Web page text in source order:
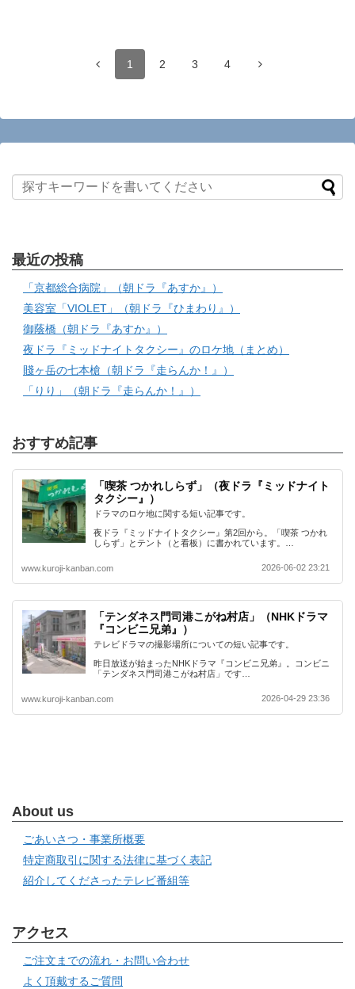
1 2 3 4
最近の投稿
「京都総合病院」（朝ドラ『あすか』）
美容室「VIOLET」（朝ドラ『ひまわり』）
御蔭橋（朝ドラ『あすか』）
夜ドラ『ミッドナイトタクシー』のロケ地（まとめ）
賤ヶ岳の七本槍（朝ドラ『走らんか！』）
「りり」（朝ドラ『走らんか！』）
おすすめ記事
「喫茶 つかれしらず」（夜ドラ『ミッドナイト
タクシー』）
ドラマのロケ地に関する短い記事です。
夜ドラ『ミッドナイトタクシー』第2回から。「喫茶 つかれ
しらず」とテント（と看板）に書かれています。…
www.kuroji-kanban.com 2026-06-02 23:21
「テンダネス門司港こがね村店」（NHKドラマ
『コンビニ兄弟』）
テレビドラマの撮影場所についての短い記事です。
昨日放送が始まったNHKドラマ『コンビニ兄弟』。コンビニ
「テンダネス門司港こがね村店」です…
www.kuroji-kanban.com 2026-04-29 23:36
About us
ごあいさつ・事業所概要
特定商取引に関する法律に基づく表記
紹介してくださったテレビ番組等
アクセス
ご注文までの流れ・お問い合わせ
よく頂戴するご質問